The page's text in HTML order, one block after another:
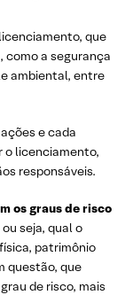
que
, como a segurança
ambiental, entre
e cada
o licenciamento,
responsáveis.
os graus de risco
ou seja, qual o
patrimônio
questão, que
de risco, mais